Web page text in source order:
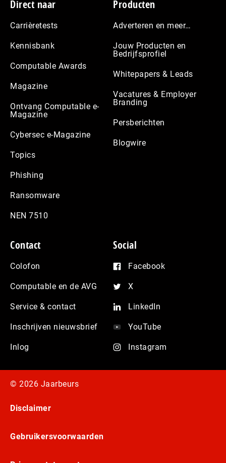
Footer
Direct naar
Carrièretests
Kennisbank
Computable Awards
Magazine
Ontvang Computable e-
Magazine
Cybersec e-Magazine
Topics
Phishing
Ransomware
NEN 7510
Producten
Adverteren en meer…
Jouw Producten en
Bedrijfsprofiel
Whitepapers & Leads
Vacatures & Employer
Branding
Persberichten
Blogwire
Contact
Colofon
Computable en de AVG
Service & contact
Inschrijven nieuwsbrief
Inlog
Social
Facebook
X
LinkedIn
YouTube
Instagram
© 2026 Jaarbeurs
Disclaimer
Gebruikersvoorwaarden